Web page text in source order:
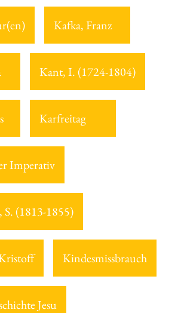
Kafka, Franz
Kant, I. (1724-1804)
Karfreitag
Imperativ
S. (1813-1855)
Kindesmissbrauch
Jesu